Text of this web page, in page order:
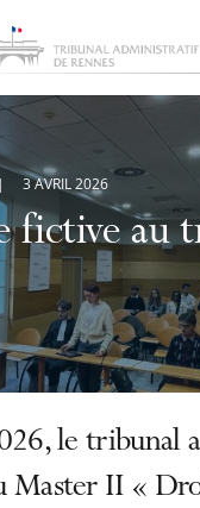
fictive au
3 AVRIL 2026
le tribunal
Master II «